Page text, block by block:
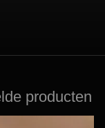
producten